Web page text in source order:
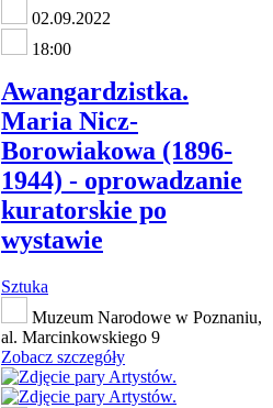
02.09.2022
18:00
Awangardzistka.
Maria Nicz-
Borowiakowa (1896-
1944) - oprowadzanie
kuratorskie po
wystawie
Sztuka
Muzeum Narodowe w Poznaniu,
al. Marcinkowskiego 9
Zobacz szczegóły